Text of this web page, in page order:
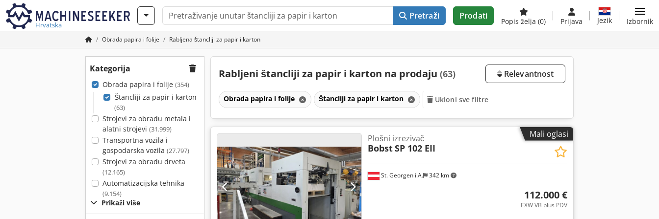
Hrvatska
Pretraži Prodati
Popis želja (0) Prijava Jezik Izbornik
Obrada papira i folije Rabljena štancliji za papir i karton
Kategorija
Obrada papira i folije (354)
Štancliji za papir i karton
(63)
Strojevi za obradu metala i
alatni strojevi (31.999)
Transportna vozila i
gospodarska vozila (27.797)
Strojevi za obradu drveta
(12.165)
Automatizacijska tehnika
(9.154)
Prikaži više
Rabljeni štancliji za papir i karton na prodaju (63) Relevantnost
Obrada papira i folije Štancliji za papir i karton Ukloni sve filtre
Mali oglasi
St. Georgen i.A. 342 km
Plošni izrezivač
BobstSP 102 EII
112.000 €
EXW VB plus PDV